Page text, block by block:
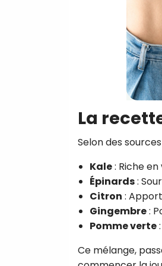
La
Selon des
Kale: Riche
Épinards:
Citron :
Gingembre:
Pomme verte
Ce mélange,